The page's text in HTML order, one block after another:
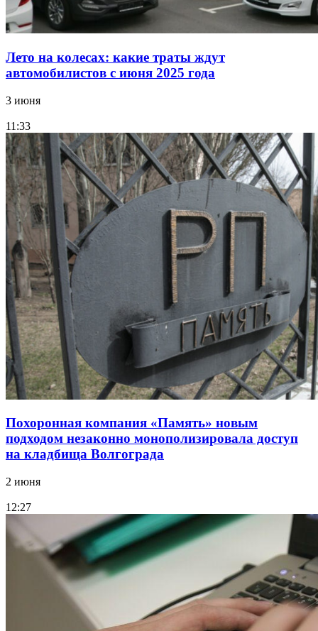
Лето на колесах: какие траты ждут
автомобилистов с июня 2025 года
3 июня
11:33
Похоронная компания «Память» новым
подходом незаконно монополизировала доступ
на кладбища Волгограда
2 июня
12:27